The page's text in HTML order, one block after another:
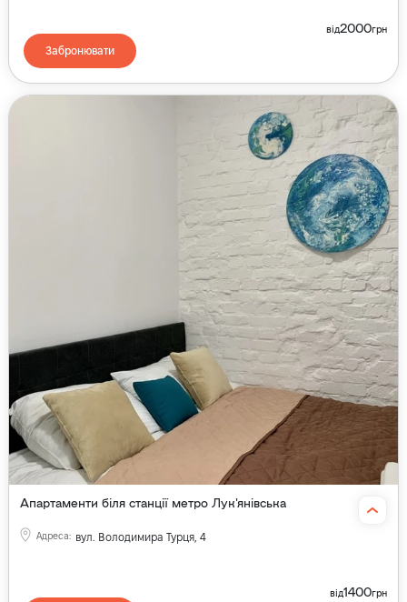
від2000грн
Забронювати
Апартаменти біля станції метро Лук'янівська
Адреса: вул. Володимира Турця, 4
від1400грн